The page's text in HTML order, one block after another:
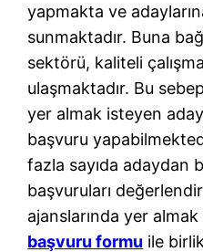
yapmakta ve
sunmaktadır. Buna
sektörü, kaliteli
ulaşmaktadır. Bu
yer almak isteyen
başvuru
fazla sayıda adaydan
başvuruları
ajanslarında yer
başvuru formu ile